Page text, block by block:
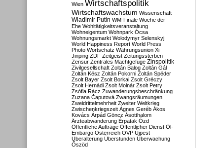
Wien Wirtschaftspolitik
Wirtschaftswachstum Wissenschaft
Wladimir Putin WM-Finale Woche der
Ehe Wohltätigkeitsveranstaltung
Wohneigentum Wohnpark Ócsa
Wohnungsmarkt Wolodymyr Selenskyj
World Happiness Report World Press
Photo Wortschatz Währungsunion Xi
Jinping ZDF Zeitgeist Zeitungssterben
Zensur Zentrales Machtgefüge Zinspolitik
Zivilgesellschaft Zoltán Balog Zoltán Gál
Zoltán Kész Zoltán Pokorni Zoltán Spéder
Zsolt Bayer Zsolt Borkai Zsolt Gréczy
Zsolt Hernádi Zsolt Molnár Zsolt Petry
Zsófia Rácz Zuwanderungsbeschränkung
Zuzana Čaputová Zwangsräumungen
Zweidrittelmehrheit Zweiter Weltkrieg
Zwischenkriegszeit Ágnes Geréb Ákos
Kovács Árpád Göncz Ásotthalom
Ärzteabwanderung Érpatak Ózd
Öffentliche Aufträge Öffentlicher Dienst Öl-
Embargo Österreich ÖVP Újpest
Überalterung Überstunden Überwachung
Őszöd